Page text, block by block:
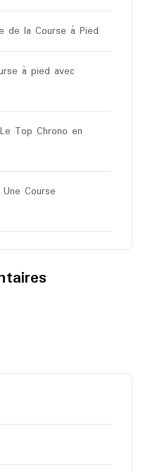
de la Course à Pied
à pied avec
Top Chrono en
Course